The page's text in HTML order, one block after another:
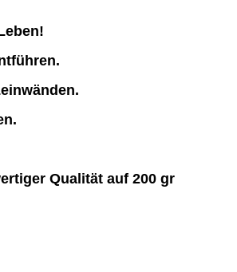
Qualität auf 200 gr